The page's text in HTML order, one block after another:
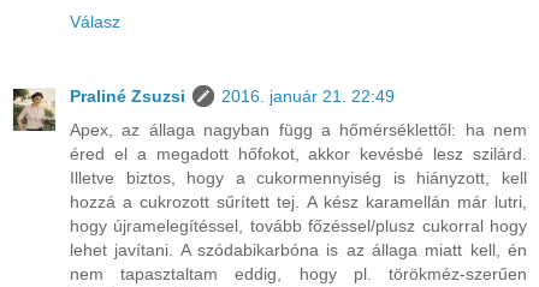
Válasz
Praliné Zsuzsi
2016. január 21. 22:49
Apex, az állaga nagyban függ a hőmérséklettől: ha nem
éred el a megadott hőfokot, akkor kevésbé lesz szilárd.
Illetve biztos, hogy a cukormennyiség is hiányzott, kell
hozzá a cukrozott sűrített tej. A kész karamellán már lutri,
hogy újramelegítéssel, tovább főzéssel/plusz cukorral hogy
lehet javítani. A szódabikarbóna is az állaga miatt kell, én
nem tapasztaltam eddig, hogy pl. törökméz-szerűen